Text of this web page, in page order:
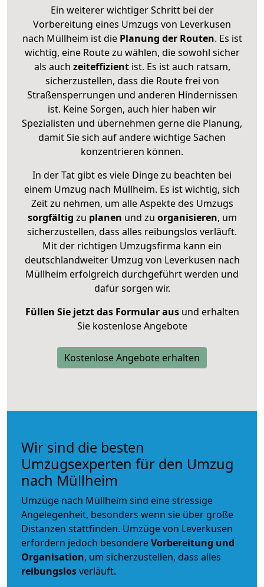
Ein weiterer wichtiger Schritt bei der
Vorbereitung eines Umzugs von Leverkusen
nach Müllheim ist diePlanung der Routen. Es ist
wichtig, eine Route zu wählen, die sowohl sicher
als auch zeiteffizientist. Es ist auch ratsam,
sicherzustellen, dass die Route frei von
Straßensperrungen und anderen Hindernissen
ist. Keine Sorgen, auch hier haben wir
Spezialisten und übernehmen gerne die Planung,
damit Sie sich auf andere wichtige Sachen
konzentrieren können.
In der Tat gibt es viele Dinge zu beachten bei
einem Umzug nach Müllheim. Es ist wichtig, sich
Zeit zu nehmen, um alle Aspekte des Umzugs
sorgfältig zu planen und zu organisieren, um
sicherzustellen, dass alles reibungslos verläuft.
Mit der richtigen Umzugsfirma kann ein
deutschlandweiter Umzug von Leverkusen nach
Müllheim erfolgreich durchgeführt werden und
dafür sorgen wir.
Füllen Sie jetzt das Formular ausund erhalten
Sie kostenlose Angebote
Kostenlose Angebote erhalten
Wir sind die besten
Umzugsexperten für den Umzug
nach Müllheim
Umzüge nach Müllheim sind eine stressige
Angelegenheit, besonders wenn sie über große
Distanzen stattfinden. Umzüge von Leverkusen
erfordern jedoch besondereVorbereitung und
Organisation, um sicherzustellen, dass alles
reibungslosverläuft.